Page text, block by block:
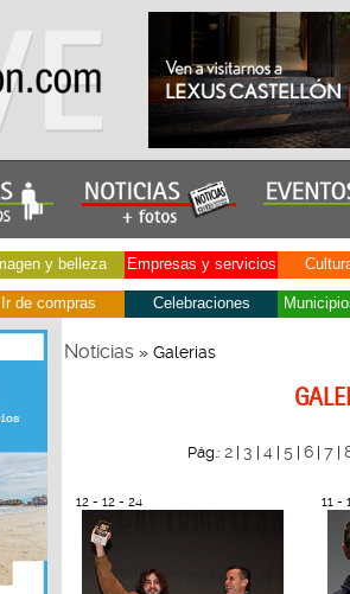
y belleza Empresas y servicios
Ir de compras Celebraciones
Noticias » Galerias
Pág.: 2 | 3 | 4 | 5 | 6 | 7 |
12 - 12 - 24 11 -